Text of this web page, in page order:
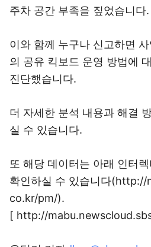
주차 공간 부족을 짚었습니다.
이와 함께 누구나 신고하면
의 공유 킥보드 운영 방법에
진단했습니다.
더 자세한 분석 내용과 해결
실 수 있습니다.
또 해당 데이터는 아래 인터
확인하실 수 있습니다
co.kr/pm/).
[ http://